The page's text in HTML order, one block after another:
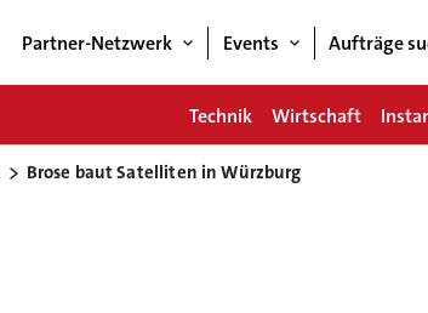
Partner-Netzwerk Events Aufträge
Technik Wirtschaft
Brose baut Satelliten in Würzburg